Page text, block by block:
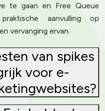
te gaan en Free Queue
aanvulling op
vervanging ervan.
van spikes
voor e-